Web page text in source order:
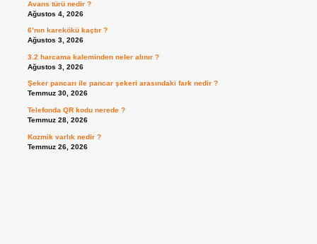
Avans türü nedir ?
Ağustos 4, 2026
6’nın karekökü kaçtır ?
Ağustos 3, 2026
3.2 harcama kaleminden neler alınır ?
Ağustos 3, 2026
Şeker pancarı ile pancar şekeri arasındaki fark nedir ?
Temmuz 30, 2026
Telefonda QR kodu nerede ?
Temmuz 28, 2026
Kozmik varlık nedir ?
Temmuz 26, 2026